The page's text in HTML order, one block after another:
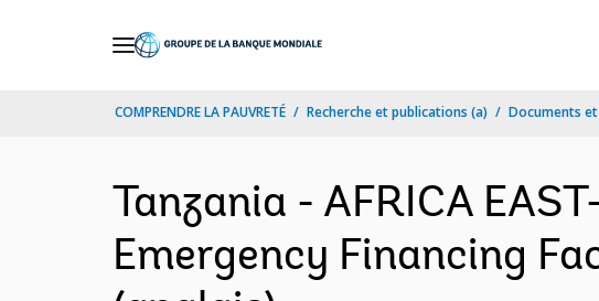
COMPRENDRE LA PAUVRETÉ Recherche et publications (a) Documents
Tanzania - AFRICA
Emergency Financing